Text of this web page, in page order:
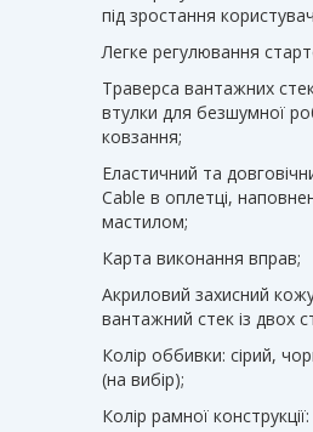
під зростання
Легке регулювання
Траверса вантажних
втулки для безшумної
ковзання;
Еластичний та
Cable в оплетці,
мастилом;
Карта виконання вправ;
Акриловий захисний
вантажний стек із двох
Колір оббивки: сірий,
(на вибір);
Колір рамної